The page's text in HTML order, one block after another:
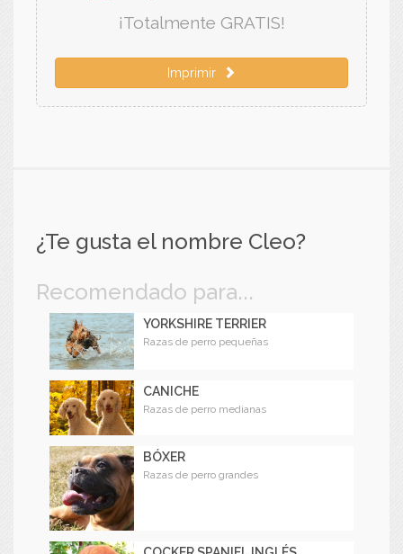
¡Totalmente GRATIS!
Imprimir
¿Te gusta el nombre Cleo?
Recomendado para...
YORKSHIRE TERRIER
Razas de perro pequeñas
CANICHE
Razas de perro medianas
BÓXER
Razas de perro grandes